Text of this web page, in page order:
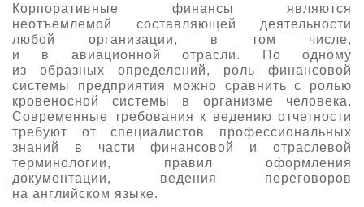
477-
33-81
О выставке
Партнеры выставки
Крокус Экспо
Даты будущих выставок
Для участников
Заявка на участие
Для посетителей
Место проведения HeliRussia
Для СМИ
Корпоративные финансы являются
неотъемлемой составляющей деятельности
любой организации, в том числе,
и в авиационной отрасли. По одному
из образных определений, роль финансовой
системы предприятия можно сравнить с ролью
кровеносной системы в организме человека.
Современные требования к ведению отчетности
требуют от специалистов профессиональных
знаний в части финансовой и отраслевой
терминологии, правил оформления
документации, ведения переговоров
на английском языке.